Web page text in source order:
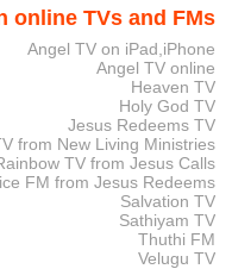
online TVs and FMs
Angel TV on iPad,iPhone
Angel TV online
Heaven TV
Holy God TV
Jesus Redeems TV
from New Living Ministries
TV from Jesus Calls
FM from Jesus Redeems
Salvation TV
Sathiyam TV
Thuthi FM
Velugu TV